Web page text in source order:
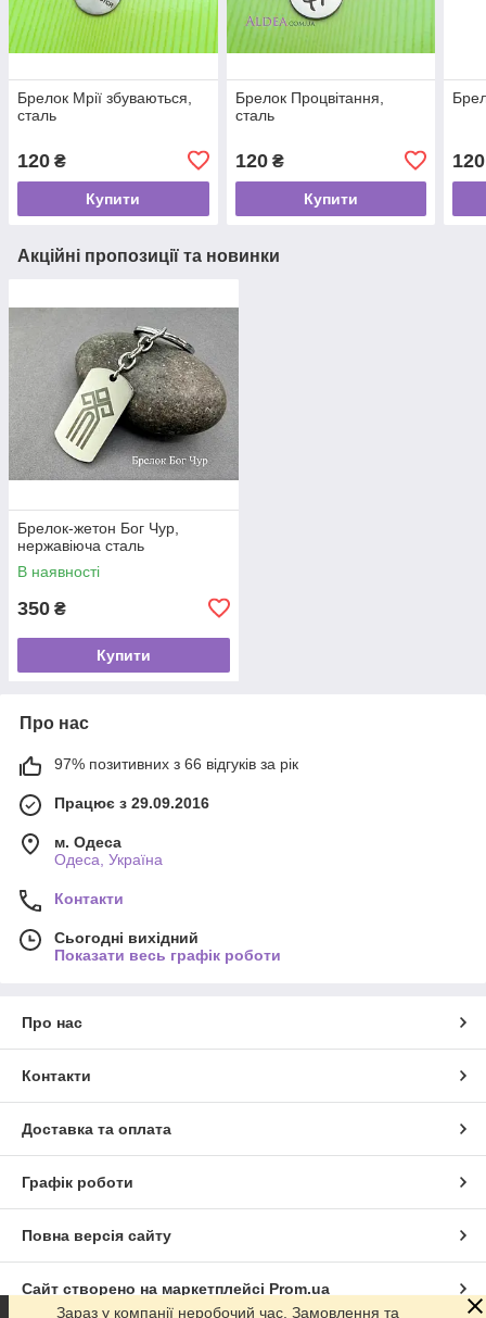
Брелок Мрії збуваються,
сталь
120 ₴
Купити
Брелок Процвітання,
сталь
120₴
Купити
120
Акційні пропозиції та новинки
Брелок-жетон Бог Чур,
нержавіюча сталь
В наявності
350 ₴
Купити
Про нас
97% позитивних з 66 відгуків за рік
Працює з 29.09.2016
м. Одеса
Одеса, Україна
Контакти
Сьогодні вихідний
Показати весь графік роботи
Про нас
Контакти
Доставка та оплата
Графік роботи
Повна версія сайту
Сайт створено на маркетплейсі Prom.ua
Зараз у компанії неробочий час. Замовлення та